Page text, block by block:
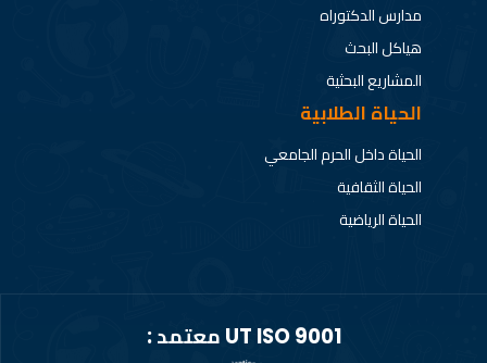
مدارس الدكتوراه
هياكل البحث
المشاريع البحثية
الحياة الطلابية
الحياة داخل الحرم الجامعي
الحياة الثقافية
الحياة الرياضية
UT ISO 9001 معتمد :